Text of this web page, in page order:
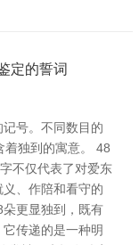
定的誓词
号。不同数目的
着独到的寓意。 48
不仅代表了对爱东
、作陪和看守的
更显独到，既有
传递的是一种明